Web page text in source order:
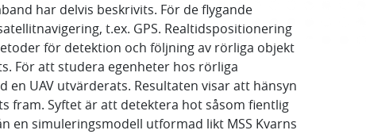
har delvis beskrivits. För de flygande
t.ex. GPS. Realtidspositionering
för detektion och följning av rörliga objekt
För att studera egenheter hos rörliga
UAV utvärderats. Resultaten visar att hänsyn
fram. Syftet är att detektera hot såsom fientlig
simuleringsmodell utformad likt MSS Kvarns